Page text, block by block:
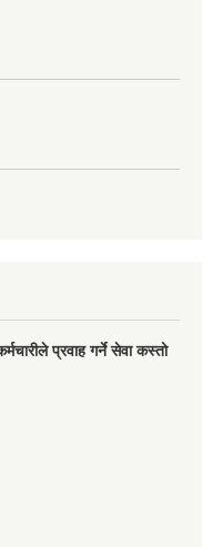
प्रवाह गर्ने सेवा कस्तो